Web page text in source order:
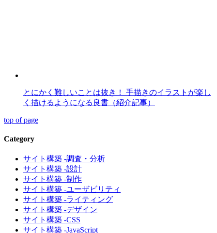
とにかく難しいことは抜き！ 手描きのイラストが楽し
く描けるようになる良書（紹介記事）
top of page
Category
サイト構築 -調査・分析
サイト構築 -設計
サイト構築 -制作
サイト構築 -ユーザビリティ
サイト構築 -ライティング
サイト構築 -デザイン
サイト構築 -CSS
サイト構築 -JavaScript